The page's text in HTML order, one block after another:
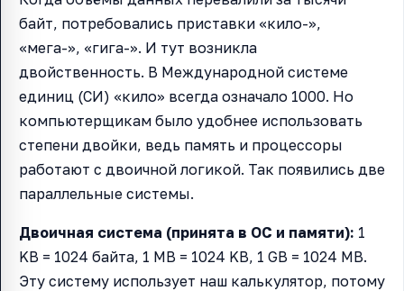
байт, потребовались приставки «кило-»,
«мега-», «гига-». И тут возникла
двойственность. В Международной системе
единиц (СИ) «кило» всегда означало 1000. Но
компьютерщикам было удобнее использовать
степени двойки, ведь память и процессоры
работают с двоичной логикой. Так появились две
параллельные системы.
Двоичная система (принята в ОС и памяти): 1
KB = 1024 байта, 1 MB = 1024 KB, 1 GB = 1024 MB.
Эту систему использует наш калькулятор, потому